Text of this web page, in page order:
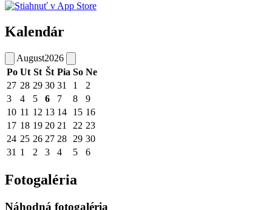
Kalendár
August2026
Po Ut St Št Pia So Ne
27 28 29 30 31 1
2
3
4 5 6 7 8
9
10 11 12 13 14 15 16
17 18 19 20 21 22 23
24 25 26 27 28 29 30
31 1 2 3 4 5 6
Fotogaléria
Náhodná fotogaléria